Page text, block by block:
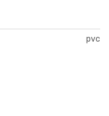
pvc